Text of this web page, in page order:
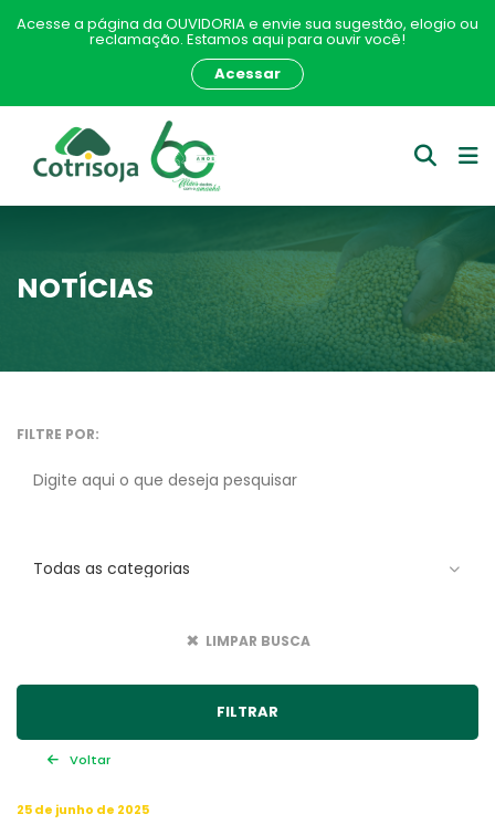
Acesse a página da OUVIDORIA e envie sua sugestão, elogio ou
reclamação. Estamos aqui para ouvir você!
Acessar
NOTÍCIAS
Voltar
25 de junho de 2025
FILTRE POR:
LIMPAR BUSCA